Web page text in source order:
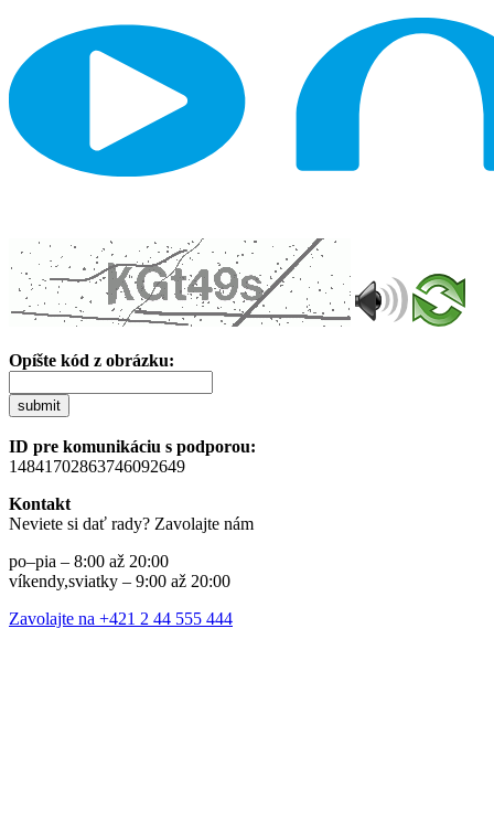
Opíšte kód z obrázku:
submit
ID pre komunikáciu s podporou:
14841702863746092649
Kontakt
Neviete si dať rady? Zavolajte nám
po–pia – 8:00 až 20:00
víkendy,sviatky – 9:00 až 20:00
Zavolajte na +421 2 44 555 444